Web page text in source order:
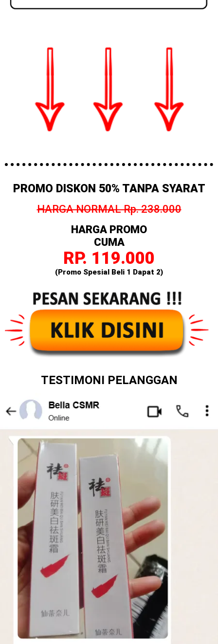
PROMO DISKON 50% TANPA SYARAT
HARGA NORMAL Rp. 238.000
HARGA PROMO
CUMA
RP. 119.000
(Promo Spesial Beli 1 Dapat 2)
TESTIMONI PELANGGAN